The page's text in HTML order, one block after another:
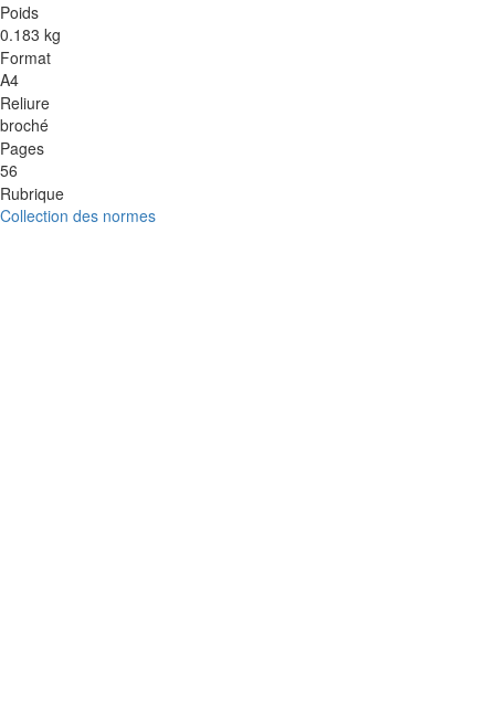
Poids
0.183 kg
Format
A4
Reliure
broché
Pages
56
Rubrique
Collection des normes